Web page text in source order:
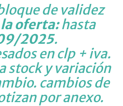
de validez
oferta:hasta
2025.
en clp + iva.
stock y variación
cambios de
por anexo.